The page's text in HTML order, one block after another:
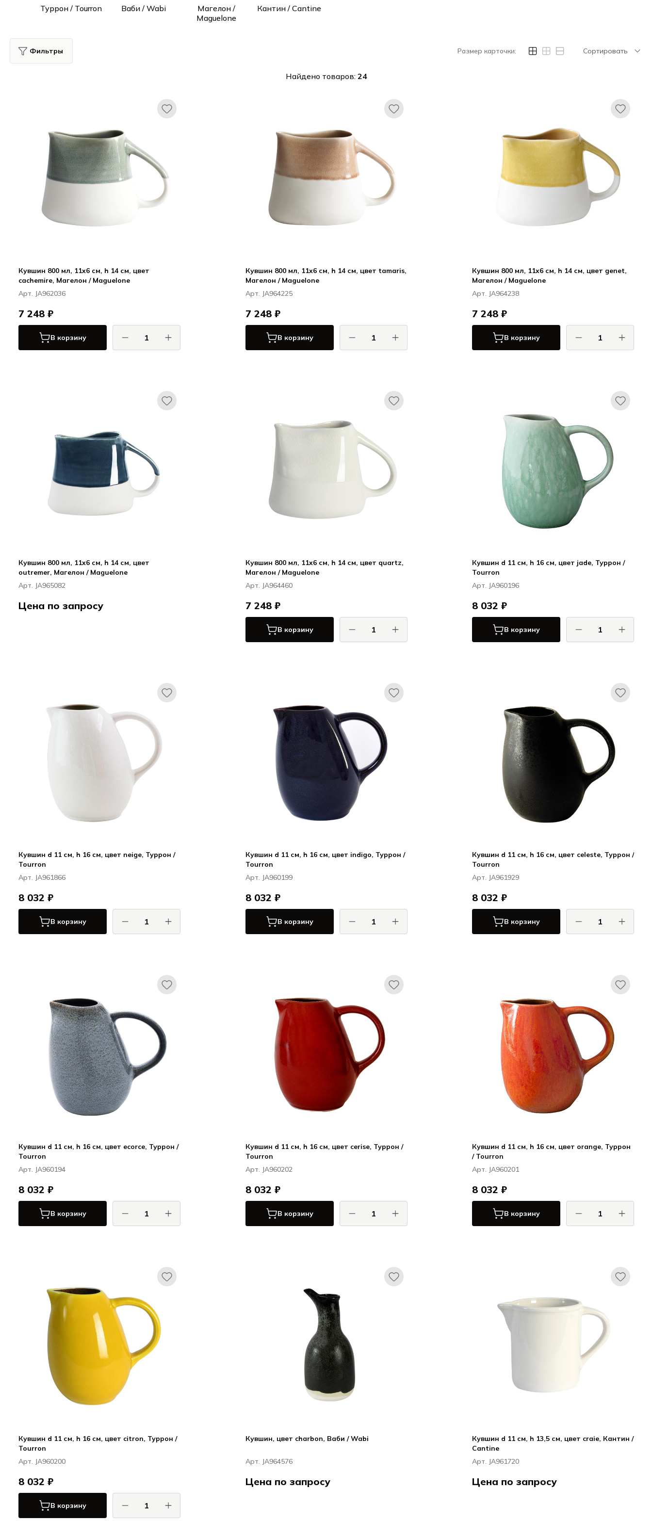
Все для гостиницТуррон / Tourron Ваби / Wabi
Магелон /
Maguelone
Кантин / Cantine
Фильтры Размер карточки: Сортировать
Найдено товаров: 24
Кувшин 800 мл, 11x6 см, h 14 см, цвет
cachemire, Магелон / Maguelone
Арт. JA962036
7 248 ₽
В корзину
Кувшин 800 мл, 11x6 см, h 14 см, цвет tamaris,
Магелон / Maguelone
Арт. JA964225
7 248 ₽
В корзину
Кувшин 800 мл, 11x6 см, h 14 см, цвет genet,
Магелон / Maguelone
Арт. JA964238
7 248 ₽
В корзину
Кувшин 800 мл, 11x6 см, h 14 см, цвет
outremer, Магелон / Maguelone
Арт. JA965082
Цена по запросу
Кувшин 800 мл, 11x6 см, h 14 см, цвет quartz,
Магелон / Maguelone
Арт. JA964460
7 248 ₽
В корзину
Кувшин d 11 см, h 16 см, цвет jade, Туррон /
Tourron
Арт. JA960196
8 032 ₽
В корзину
Кувшин d 11 см, h 16 см, цвет neige, Туррон /
Tourron
Арт. JA961866
8 032 ₽
В корзину
Кувшин d 11 см, h 16 см, цвет indigo, Туррон /
Tourron
Арт. JA960199
8 032 ₽
В корзину
Кувшин d 11 см, h 16 см, цвет celeste, Туррон /
Tourron
Арт. JA961929
8 032 ₽
В корзину
Кувшин d 11 см, h 16 см, цвет ecorce, Туррон /
Tourron
Арт. JA960194
8 032 ₽
В корзину
Кувшин d 11 см, h 16 см, цвет cerise, Туррон /
Tourron
Арт. JA960202
8 032 ₽
В корзину
Кувшин d 11 см, h 16 см, цвет orange, Туррон
/ Tourron
Арт. JA960201
8 032 ₽
В корзину
Кувшин d 11 см, h 16 см, цвет citron, Туррон /
Tourron
Арт. JA960200
8 032 ₽
В корзину
Кувшин, цвет charbon, Ваби / Wabi
Арт. JA964576
Цена по запросу
Кувшин d 11 см, h 13,5 см, цвет craie, Кантин /
Cantine
Арт. JA961720
Цена по запросу